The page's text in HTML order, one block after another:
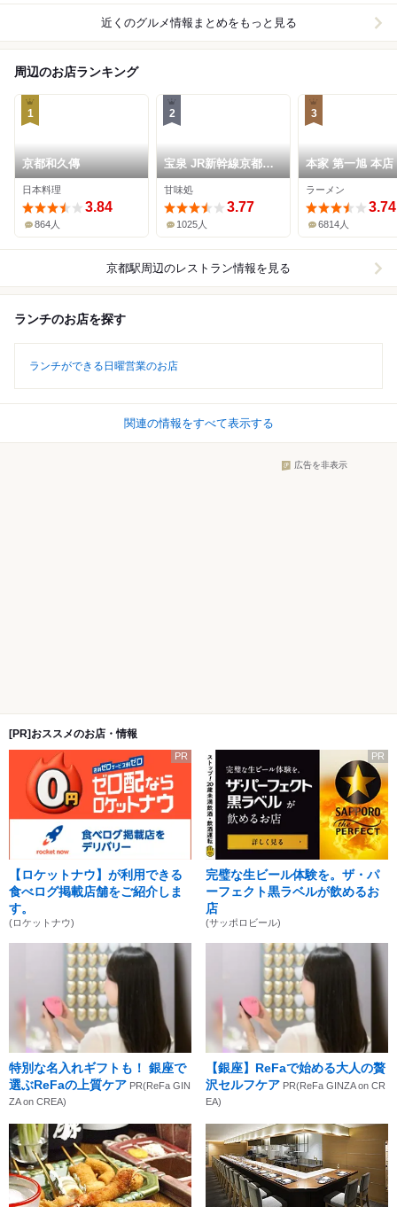
近くのグルメ情報まとめをもっと見る
周辺のお店ランキング
1
京都和久傳
日本料理
3.84
864人
2
宝泉 JR新幹線京都駅
店
甘味処
3.77
1025人
3
本家 第一旭 本店
ラーメン
3.74
6814人
京都駅周辺のレストラン情報を見る
ランチのお店を探す
ランチができる日曜営業のお店
関連の情報をすべて表示する
広告を非表示
[PR]おススメのお店・情報
PR
【ロケットナウ】が利用できる
食べログ掲載店舗をご紹介しま
す。
(ロケットナウ)
PR
完璧な生ビール体験を。ザ・パ
ーフェクト黒ラベルが飲めるお
店
(サッポロビール)
特別な名入れギフトも！ 銀座で
選ぶReFaの上質ケア PR(ReFa GIN
ZA on CREA)
【銀座】ReFaで始める大人の贅
沢セルフケア PR(ReFa GINZA on CR
EA)